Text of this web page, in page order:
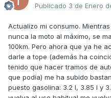
Publicado 3 de Enero
Actualizo mi consumo.
nunca la moto al máximo, se
100km. Pero ahora que ya he
darle a tope (además ha
tenido que hacer tramos de
que podía) me ha subido
puesto gasolina: 3.2 l, 3.85 l y